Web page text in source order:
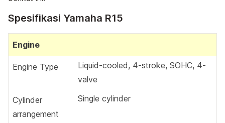
Spesifikasi Yamaha R15
Engine
Engine Type
Liquid-cooled, 4-stroke, SOHC, 4-
valve
Cylinder
arrangement
Single cylinder